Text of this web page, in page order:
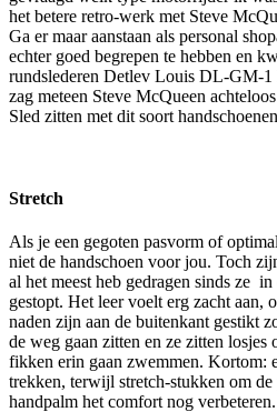
het betere retro-werk met Steve
Ga er maar aanstaan als personal
echter goed begrepen te hebben en
rundslederen Detlev Louis DL-GM-1
zag meteen Steve McQueen
Sled zitten met dit soort
Stretch
Als je een gegoten pasvorm of
niet de handschoen voor jou. Toch
al het meest heb gedragen sinds ze
gestopt. Het leer voelt erg zacht aan,
naden zijn aan de buitenkant gestikt
de weg gaan zitten en ze zitten losjes
fikken erin gaan zwemmen. Kortom:
trekken, terwijl stretch-stukken om
handpalm het comfort nog verbeteren.